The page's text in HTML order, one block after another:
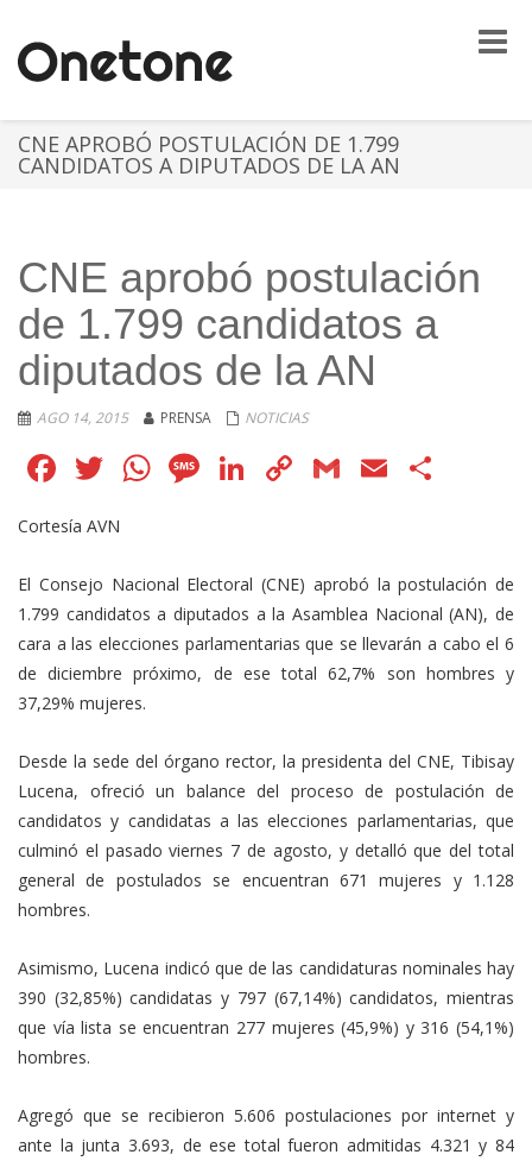
Toggle
CNE APROBÓ POSTULACIÓN DE 1.799
CANDIDATOS A DIPUTADOS DE LA AN
CNE aprobó postulación
de 1.799 candidatos a
diputados de la AN
AGO 14, 2015 PRENSA NOTICIAS
Facebook
Twitter
WhatsApp
Message
LinkedIn
CopyGmailEmail
Cortesía AVN
El Consejo Nacional Electoral (CNE) aprobó la postulación de
1.799 candidatos a diputados a la Asamblea Nacional (AN), de
cara a las elecciones parlamentarias que se llevarán a cabo el 6
de diciembre próximo, de ese total 62,7% son hombres y
37,29% mujeres.
Desde la sede del órgano rector, la presidenta del CNE, Tibisay
Lucena, ofreció un balance del proceso de postulación de
candidatos y candidatas a las elecciones parlamentarias, que
culminó el pasado viernes 7 de agosto, y detalló que del total
general de postulados se encuentran 671 mujeres y 1.128
hombres.
Asimismo, Lucena indicó que de las candidaturas nominales hay
390 (32,85%) candidatas y 797 (67,14%) candidatos, mientras
que vía lista se encuentran 277 mujeres (45,9%) y 316 (54,1%)
hombres.
Agregó que se recibieron 5.606 postulaciones por internet y
ante la junta 3.693, de ese total fueron admitidas 4.321 y 84